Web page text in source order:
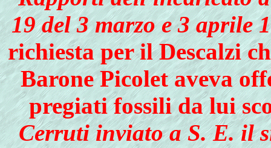
19 del 3 marzo e 3 aprile
richiesta per il Descalzi
Barone Picolet aveva
pregiati fos­sili da lui
Cerruti inviato a S. E. il